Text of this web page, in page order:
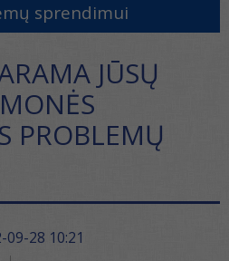
sprendimui
JŪSŲ
PROBLEMŲ
09-28 10:21